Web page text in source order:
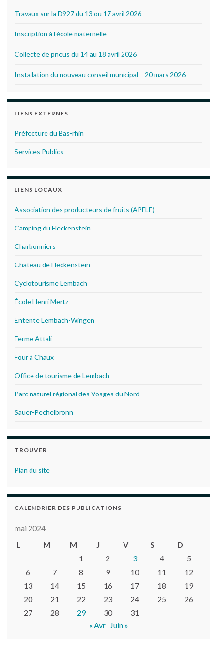
Travaux sur la D927 du 13 ou 17 avril 2026
Inscription à l’école maternelle
Collecte de pneus du 14 au 18 avril 2026
Installation du nouveau conseil municipal – 20 mars 2026
LIENS EXTERNES
Préfecture du Bas-rhin
Services Publics
LIENS LOCAUX
Association des producteurs de fruits (APFLE)
Camping du Fleckenstein
Charbonniers
Château de Fleckenstein
Cyclotourisme Lembach
École Henri Mertz
Entente Lembach-Wingen
Ferme Attali
Four à Chaux
Office de tourisme de Lembach
Parc naturel régional des Vosges du Nord
Sauer-Pechelbronn
TROUVER
Plan du site
CALENDRIER DES PUBLICATIONS
mai 2024
L
M M J V S
D
1
2 3 4
5
6
7 8 9 10 11
12
13
14 15 16 17 18
19
20
21 22 23 24 25
26
27
28 29 30
31
« Avr Juin »